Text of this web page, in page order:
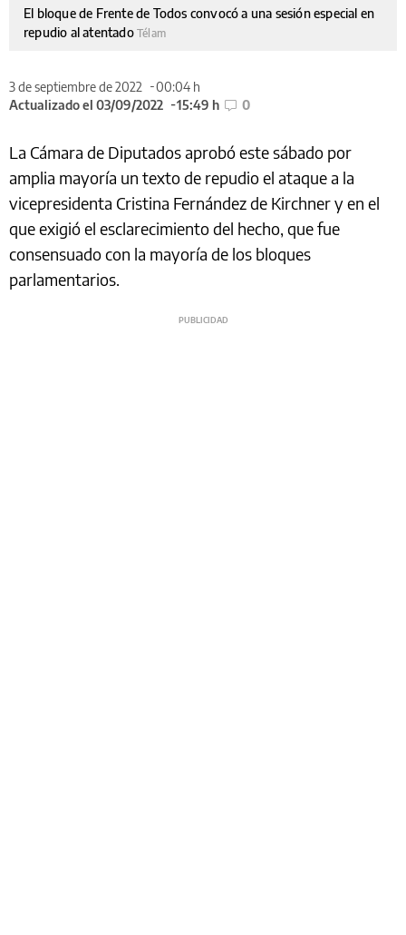
El bloque de Frente de Todos convocó a una sesión especial en
repudio al atentado Télam
3 de septiembre de 2022
00:04 h
Actualizado el 03/09/2022
15:49 h 0
La Cámara de Diputados aprobó este sábado por
amplia mayoría un texto de repudio el ataque a la
vicepresidenta Cristina Fernández de Kirchner y en el
que exigió el esclarecimiento del hecho, que fue
consensuado con la mayoría de los bloques
parlamentarios.